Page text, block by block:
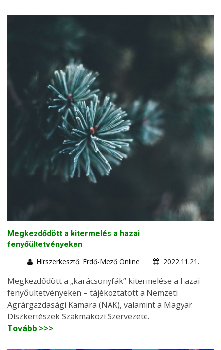
Megkezdődött a kitermelés a hazai
fenyőültetvényeken
Hírszerkesztő: Erdő-Mező Online
2022.11.21.
Megkezdődött a „karácsonyfák” kitermelése a hazai
fenyőültetvényeken – tájékoztatott a Nemzeti
Agrárgazdasági Kamara (NAK), valamint a Magyar
Díszkertészek Szakmaközi Szervezete.
Tovább >>>